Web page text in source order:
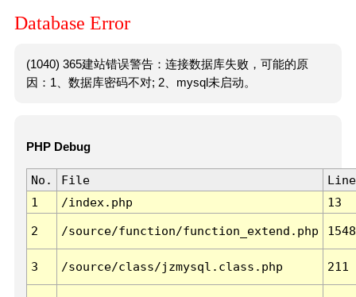
Database Error
(1040) 365建站错误警告：连接数据库失败，可能的原
因：1、数据库密码不对; 2、mysql未启动。
PHP Debug
No. File
Line
1
/index.php 13
2 /source/function/function_extend.php 1548
3 /source/class/jzmysql.class.php 211